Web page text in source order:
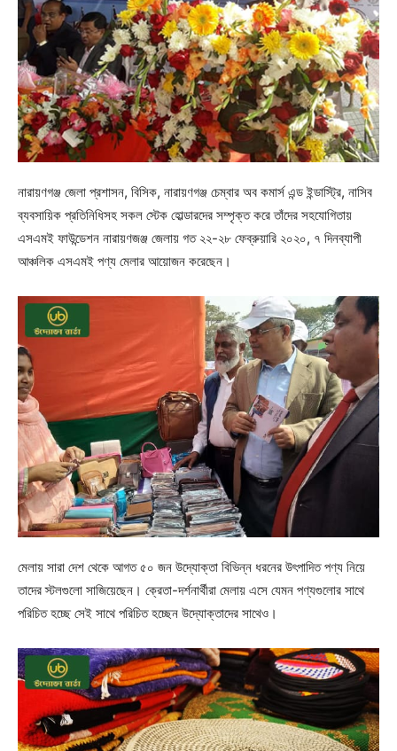
নারায়ণগঞ্জ জেলা প্রশাসন, বিসিক, নারায়ণগঞ্জ চেম্বার অব কমার্স এন্ড ইন্ডাস্ট্রি, নাসিব
ব্যবসায়িক প্রতিনিধিসহ সকল স্টেক হোল্ডারদের সম্পৃক্ত করে তাঁদের সহযোগিতায়
এসএমই ফাউন্ডেশন নারায়ণজঞ্জ জেলায় গত ২২-২৮ ফেব্রুয়ারি ২০২০, ৭ দিনব্যাপী
আঞ্চলিক এসএমই পণ্য মেলার আয়োজন করেছেন।
মেলায় সারা দেশ থেকে আগত ৫০ জন উদ্যোক্তা বিভিন্ন ধরনের উৎপাদিত পণ্য নিয়ে
তাদের স্টলগুলো সাজিয়েছেন। ক্রেতা-দর্শনার্থীরা মেলায় এসে যেমন পণ্যগুলোর সাথে
পরিচিত হচ্ছে সেই সাথে পরিচিত হচ্ছেন উদ্যোক্তাদের সাথেও।